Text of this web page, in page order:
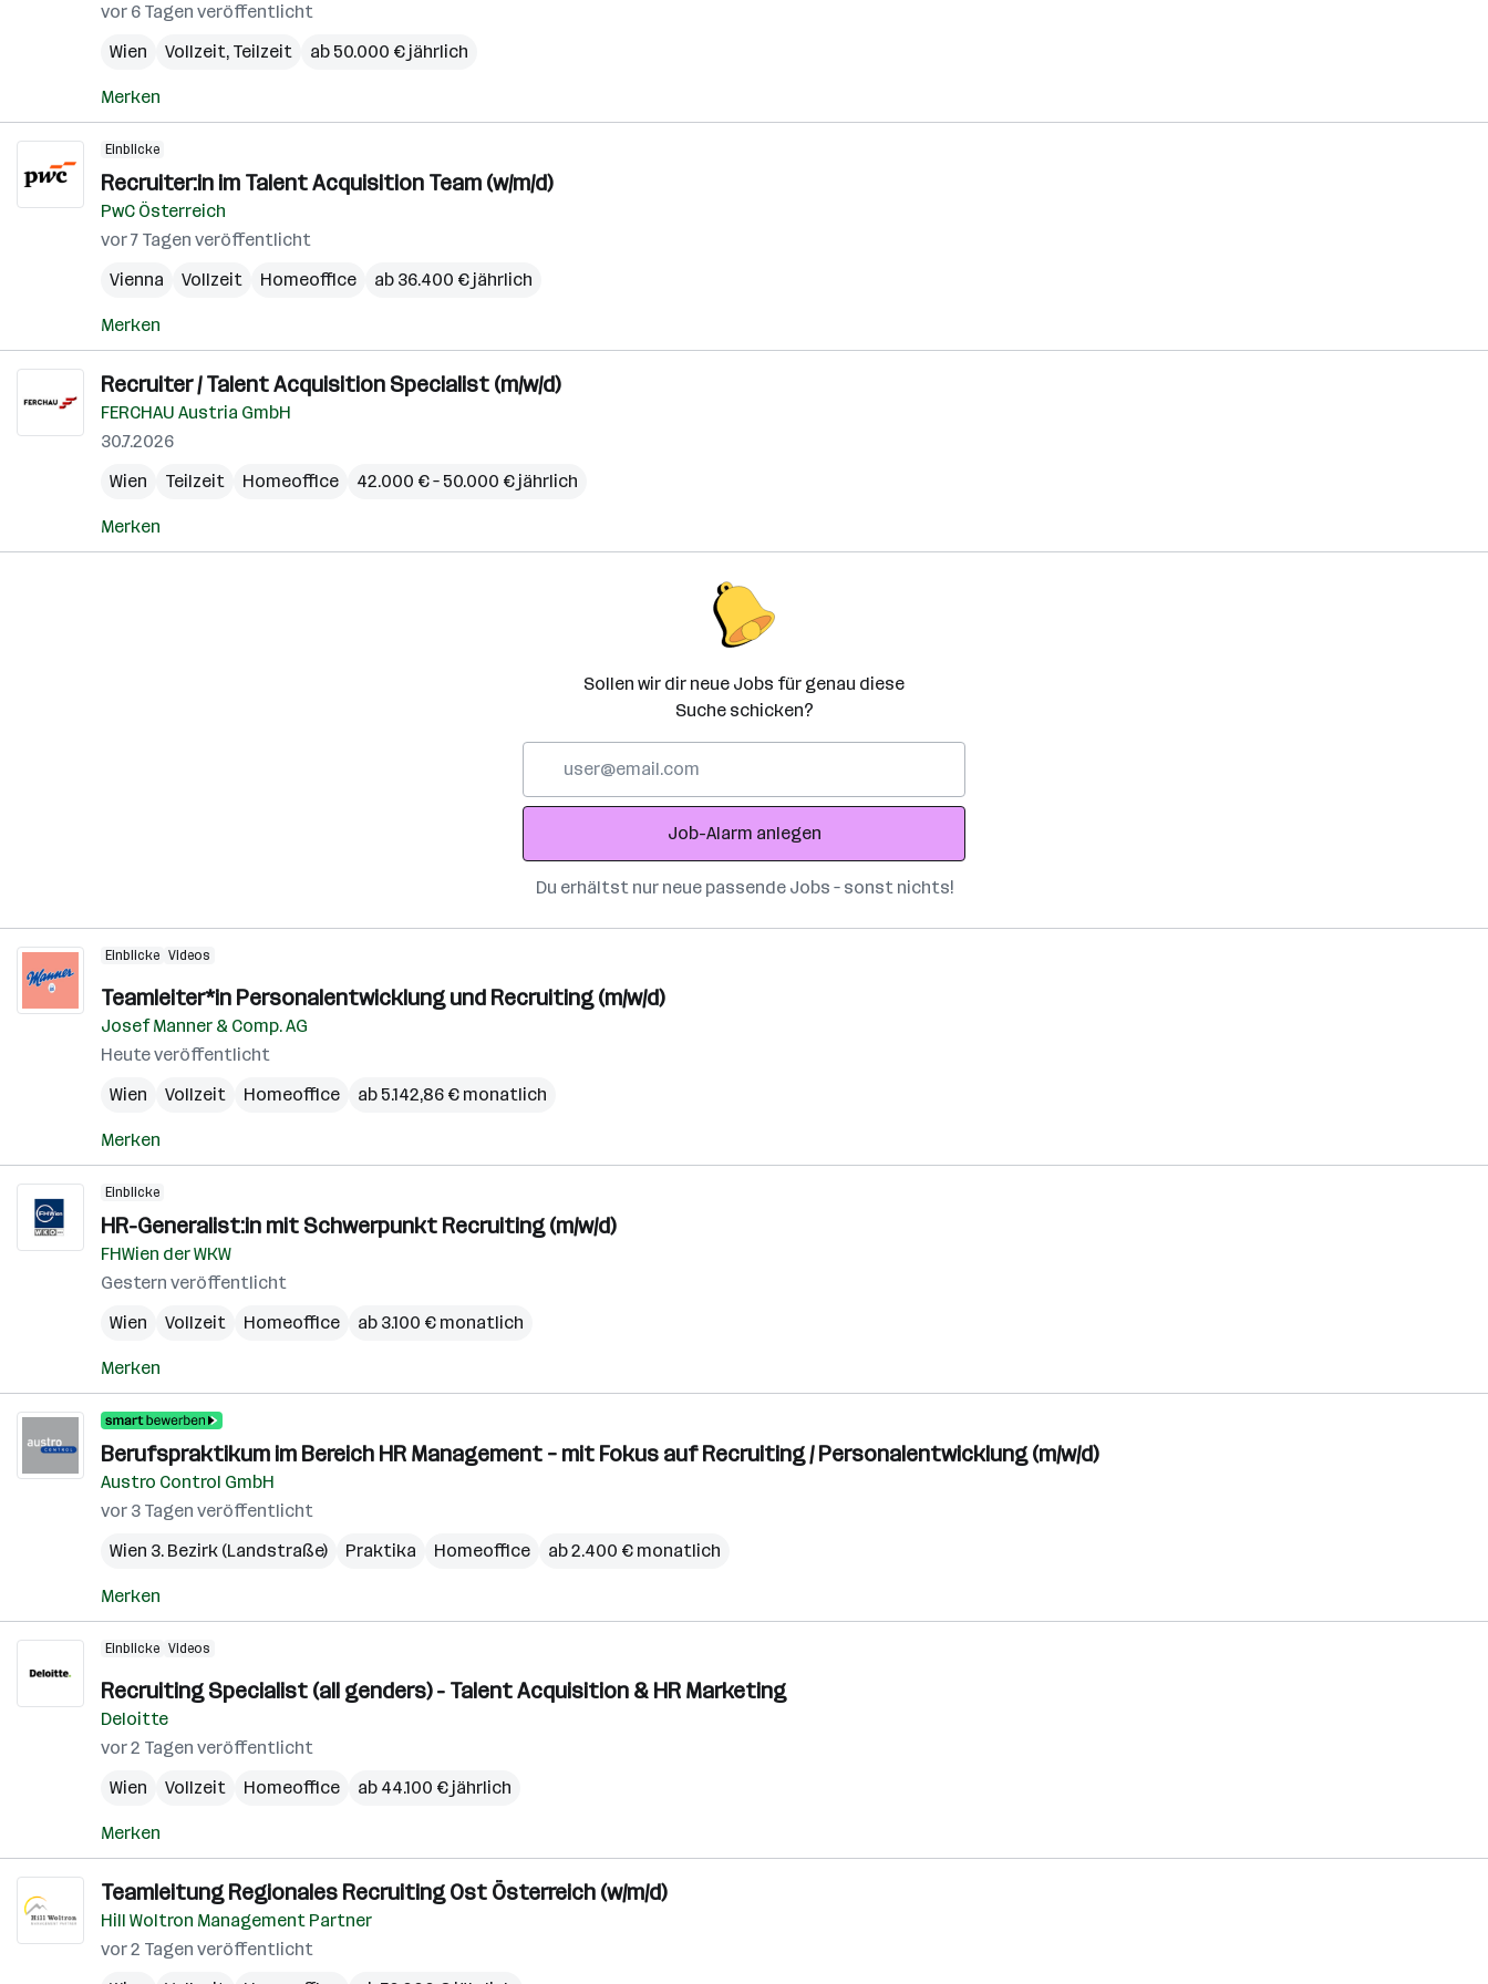
vor 6 Tagen veröffentlicht
Wien
Vollzeit, Teilzeit ab 50.000 € jährlich
Merken
Einblicke
Recruiter:in im Talent Acquisition Team (w/m/d)
PwC Österreich
vor 7 Tagen veröffentlicht
Vienna
Vollzeit Homeoffice ab 36.400 € jährlich
Merken
Recruiter / Talent Acquisition Specialist (m/w/d)
FERCHAU Austria GmbH
30.7.2026
Wien
Teilzeit Homeoffice 42.000 € – 50.000 € jährlich
Merken
Sollen wir dir neue Jobs für genau diese
Suche schicken?
Adresse
Job-Alarm anlegen
Du erhältst nur neue passende Jobs – sonst nichts!
Einblicke Videos
Teamleiter*in Personalentwicklung und Recruiting (m/w/d)
Josef Manner & Comp. AG
Heute veröffentlicht
Wien
Vollzeit Homeoffice ab 5.142,86 € monatlich
Merken
Einblicke
HR-Generalist:in mit Schwerpunkt Recruiting (m/w/d)
FHWien der WKW
Gestern veröffentlicht
Wien
Vollzeit Homeoffice ab 3.100 € monatlich
Merken
Berufspraktikum im Bereich HR Management – mit Fokus auf Recruiting / Personalentwicklung (m/w/d)
Austro Control GmbH
vor 3 Tagen veröffentlicht
Wien 3. Bezirk (Landstraße)
Praktika Homeoffice ab 2.400 € monatlich
Merken
Einblicke Videos
Recruiting Specialist (all genders) - Talent Acquisition & HR Marketing
Deloitte
vor 2 Tagen veröffentlicht
Wien
Vollzeit Homeoffice ab 44.100 € jährlich
Merken
Teamleitung Regionales Recruiting Ost Österreich (w/m/d)
Hill Woltron Management Partner
vor 2 Tagen veröffentlicht